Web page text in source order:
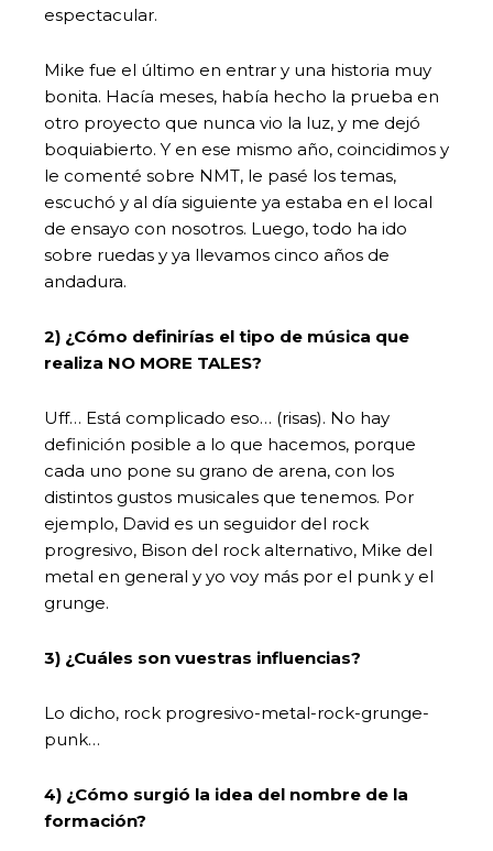
espectacular.
Mike fue el último en entrar y una historia muy
bonita. Hacía meses, había hecho la prueba en
otro proyecto que nunca vio la luz, y me dejó
boquiabierto. Y en ese mismo año, coincidimos y
le comenté sobre NMT, le pasé los temas,
escuchó y al día siguiente ya estaba en el local
de ensayo con nosotros. Luego, todo ha ido
sobre ruedas y ya llevamos cinco años de
andadura.
2) ¿Cómo definirías el tipo de música que
realiza NO MORE TALES?
Uff… Está complicado eso… (risas). No hay
definición posible a lo que hacemos, porque
cada uno pone su grano de arena, con los
distintos gustos musicales que tenemos. Por
ejemplo, David es un seguidor del rock
progresivo, Bison del rock alternativo, Mike del
metal en general y yo voy más por el punk y el
grunge.
3) ¿Cuáles son vuestras influencias?
Lo dicho, rock progresivo-metal-rock-grunge-
punk…
4) ¿Cómo surgió la idea del nombre de la
formación?